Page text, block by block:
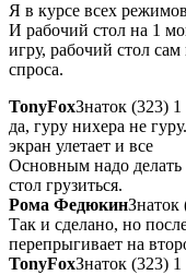
Я в курсе всех
И рабочий стол на 1
игру, рабочий стол
спроса.
TonyFoxЗнаток (323) 1
да, гуру нихера не
экран улетает и все
Основным надо делать
стол грузиться.
Рома ФедюкинЗнаток
Так и сделано, но
перепрыгивает на
TonyFoxЗнаток (323) 1